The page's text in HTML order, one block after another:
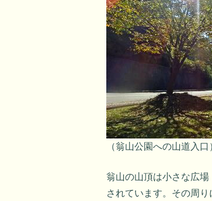
（翁山公園への山道入口
翁山の山頂は小さな広
されています。その周